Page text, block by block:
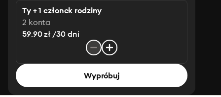
Ty + 1 członek rodziny
2 konta
59.90 zł /30 dni
Wypróbuj